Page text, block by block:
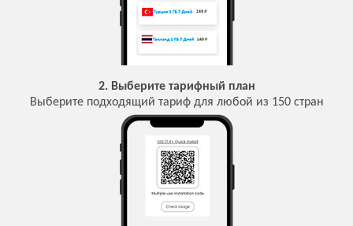
2. Выберите тарифный план
Выберите подходящий тариф для любой из 150 стран